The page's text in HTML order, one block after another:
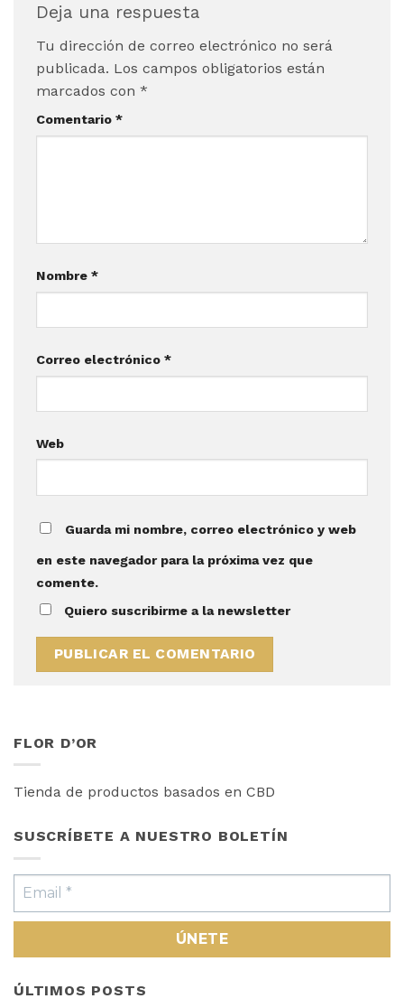
Deja una respuesta
Tu dirección de correo electrónico no será
publicada. Los campos obligatorios están
marcados con *
Comentario *
Nombre *
Correo electrónico *
Web
Guarda mi nombre, correo electrónico y web
en este navegador para la próxima vez que
comente.
Quiero suscribirme a la newsletter
FLOR D’OR
Tienda de productos basados en CBD
SUSCRÍBETE A NUESTRO BOLETÍN
ÚLTIMOS POSTS